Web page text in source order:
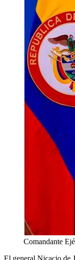
Comandante
El general Nicacio de